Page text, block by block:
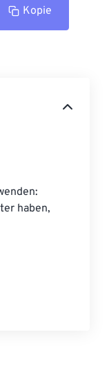
Kopie
haben,